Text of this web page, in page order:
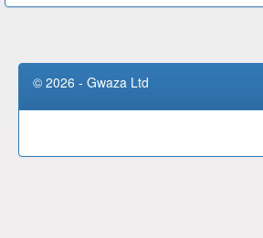
© 2026 - Gwaza Ltd